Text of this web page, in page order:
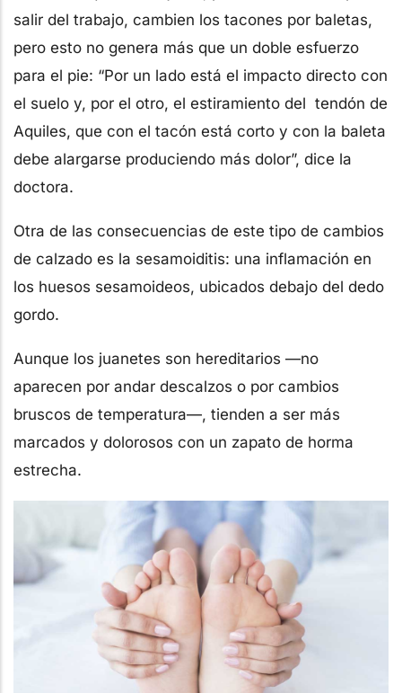
salir del trabajo, cambien los tacones por baletas,
pero esto no genera más que un doble esfuerzo
para el pie: “Por un lado está el impacto directo con
el suelo y, por el otro, el estiramiento del tendón de
Aquiles, que con el tacón está corto y con la baleta
debe alargarse produciendo más dolor”, dice la
doctora.
Otra de las consecuencias de este tipo de cambios
de calzado es la sesamoiditis: una inflamación en
los huesos sesamoideos, ubicados debajo del dedo
gordo.
Aunque los juanetes son hereditarios —no
aparecen por andar descalzos o por cambios
bruscos de temperatura—, tienden a ser más
marcados y dolorosos con un zapato de horma
estrecha.